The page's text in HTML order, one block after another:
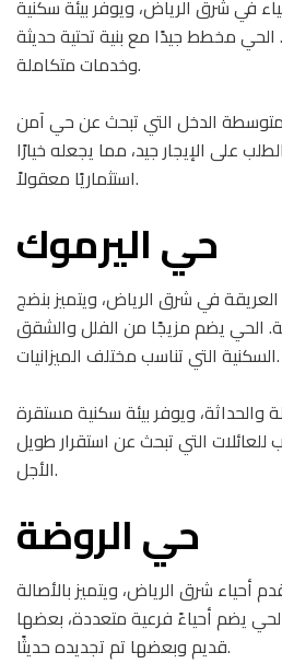
في شرق الرياض، ويوفر بيئة سكنية
مخطط جيدًا مع بنية تحتية حديثة
وخدمات متكاملة.
الدخل التي تبحث عن حي آمن
على الإيجار جيد، مما يجعله خيارًا
استثماريًا معقولاً.
حي اليرموك
في شرق الرياض، ويتميز بنضج
الحي يضم مزيجًا من الفلل والشقق
السكنية التي تناسب مختلف الميزانيات.
والحداثة، ويوفر بيئة سكنية مستقرة
للعائلات التي تبحث عن استقرار طويل
الأجل.
حي الروضة
أحياء شرق الرياض، ويتميز بالأصالة
يضم أحياءً فرعية متعددة، بعضها
قديم وبعضها تم تجديده حديثًا.